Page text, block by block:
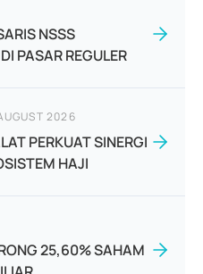
NSSS
PASAR REGULER
2026
PERKUAT SINERGI
HAJI
25,60% SAHAM